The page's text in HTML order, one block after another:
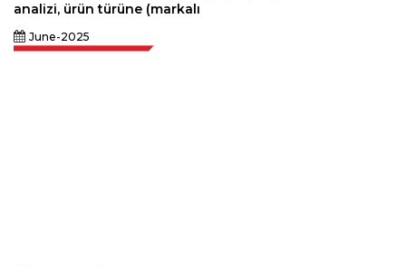
analizi, ürün türüne (markalı
June-2025